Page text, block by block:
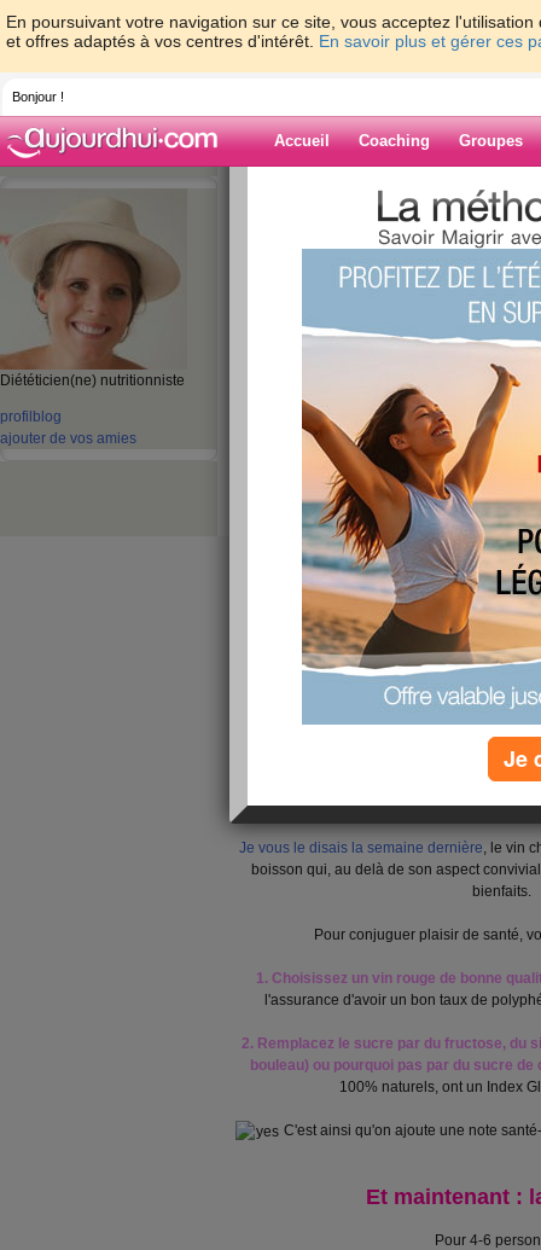
En poursuivant votre navigation sur ce site, vous acceptez
et offres adaptés à vos centres d'intérêt. En savoir plus et gérer ces
Bonjour !
Accueil Coaching Groupes
Diététicien(ne) nutritionniste
profil blog
ajouter de vos amies
> > Vin
Blog de
Vin chaud, la
publié le 12/12/2012 à 14:24
Je vous le disais la semaine dernière, le vin
boisson qui, au delà de son aspect
bienfaits.
Pour conjuguer plaisir de santé,
1. Choisissez un vin rouge de bonne
l'assurance d'avoir un bon taux de
2. Remplacez le sucre par du fructose, du
bouleau) ou pourquoi pas par du sucre de
100% naturels, ont un Index
C'est ainsi qu'on ajoute une note
Et maintenant :
Pour 4-6
Je